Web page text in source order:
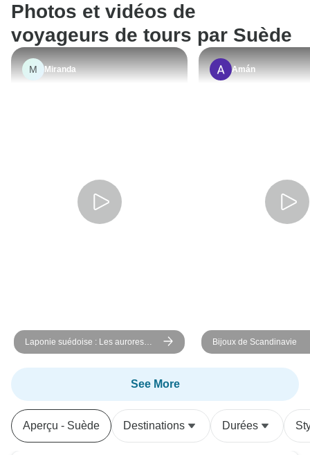
Photos et vidéos de
voyageurs de tours par Suède
M Miranda
Laponie suédoise : Les aurores
boréales
Amán
Bijoux de Scandinavie
See More
Aperçu - Suède Destinations Durées